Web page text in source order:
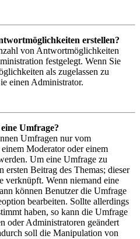
erstellen?
von Antwortmöglichkeiten
festgelegt. Wenn Sie
als zugelassen zu
einen Administrator.
Umfrage?
Umfragen nur vom
Moderator oder einem
Um eine Umfrage zu
ersten Beitrag des Themas; dieser
verknüpft. Wenn niemand eine
können Benutzer die Umfrage
bearbeiten. Sollte allerdings
haben, so kann die Umfrage
oder Administratoren geändert
soll die Manipulation von